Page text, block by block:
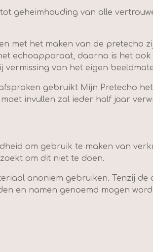
geheimhouding van alle
met het maken van de pretecho
echoapparaat, daarna is het
van het eigen
gebruikt Mijn Pretecho
invullen zal ieder half jaar
om gebruik te maken van
om dit niet te doen.
anoniem gebruiken. Tenzij
en namen genoemd mogen